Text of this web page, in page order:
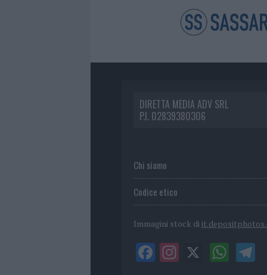
DIRETTA MEDIA ADV SRL
P.I. 02839380306
Chi siamo
Codice etico
Immagini stock di